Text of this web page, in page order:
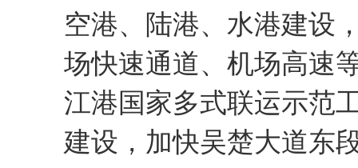
空港、陆港、水港建设
场快速通道、机场高速
江港国家多式联运示范
建设，加快吴楚大道东